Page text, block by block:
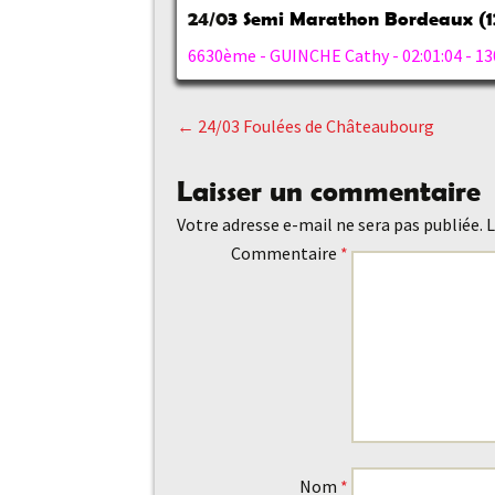
24/03 Semi Marathon Bordeaux
6630ème - GUINCHE Cathy - 02:01:04 -
Navigation
des
← 24/03 Foulées de Châteaubourg
Laisser un commentaire
Votre adresse e-mail ne sera pas publiée.
Commentaire *
Nom *